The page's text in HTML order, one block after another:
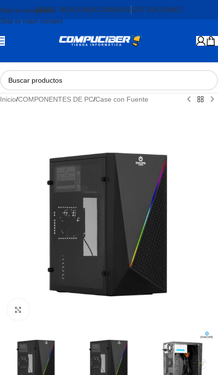
Skip to navigation
Skip to main content
PROD. REACONDICIONADOSCOTIZACIONES
Inicio/COMPONENTES DE PC/Case con Fuente